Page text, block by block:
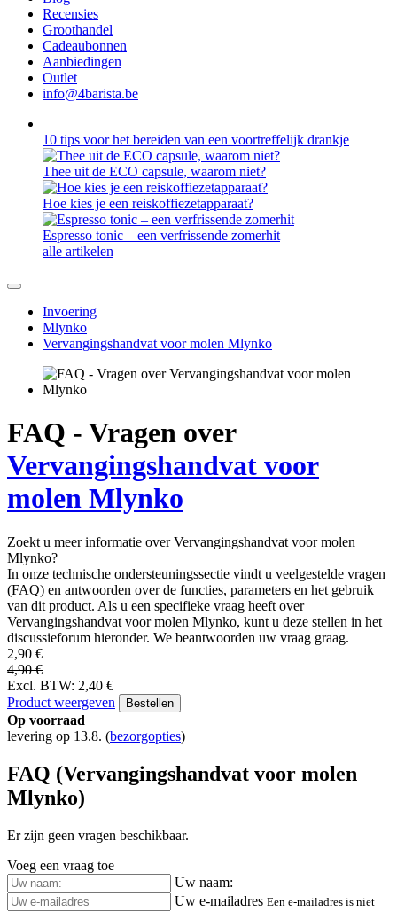
Recensies
Groothandel
Cadeaubonnen
Aanbiedingen
Outlet
info@4barista.be
10 tips voor het bereiden van een voortreffelijk drankje
Thee uit de ECO capsule, waarom niet?
Hoe kies je een reiskoffiezetapparaat?
Espresso tonic – een verfrissende zomerhit
alle artikelen
Invoering
Mlynko
Vervangingshandvat voor molen Mlynko
FAQ - Vragen over
Vervangingshandvat voor
molen Mlynko
Zoekt u meer informatie over Vervangingshandvat voor molen
Mlynko?
In onze technische ondersteuningssectie vindt u veelgestelde vragen
(FAQ) en antwoorden over de functies, parameters en het gebruik
van dit product. Als u een specifieke vraag heeft over
Vervangingshandvat voor molen Mlynko, kunt u deze stellen in het
discussieforum hieronder. We beantwoorden uw vraag graag.
2,90 €
4,90 €
Excl. BTW: 2,40 €
Product weergeven
Bestellen
Op voorraad
levering op 13.8. (bezorgopties)
FAQ (Vervangingshandvat voor molen
Mlynko)
Er zijn geen vragen beschikbaar.
Voeg een vraag toe
Uw naam:
Uw e-mailadres Een e-mailadres is niet